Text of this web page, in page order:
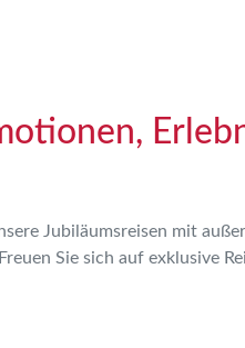
Jubiläumsreisen mit
Sie sich auf exklusive